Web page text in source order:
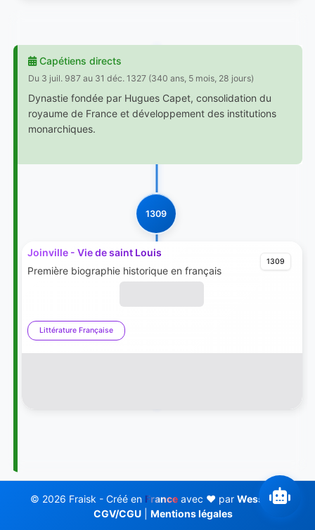
Capétiens directs
Du 3 juil. 987 au 31 déc. 1327 (340 ans, 5 mois, 28 jours)
Dynastie fondée par Hugues Capet, consolidation du
royaume de France et développement des institutions
monarchiques.
1309
1309
Joinville - Vie de saint Louis
Première biographie historique en français
Littérature Française
© 2026 Fraisk - Créé en Franceavec ❤️ par Wess Soft
CGV/CGU
Mentions légales